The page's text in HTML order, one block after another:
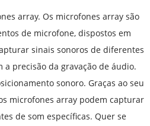
array. Os microfones array são
de microfone, dispostos em
sinais sonoros de diferentes
a precisão da gravação de áudio.
sonoro. Graças ao seu
microfones array podem capturar
de som específicas. Quer se